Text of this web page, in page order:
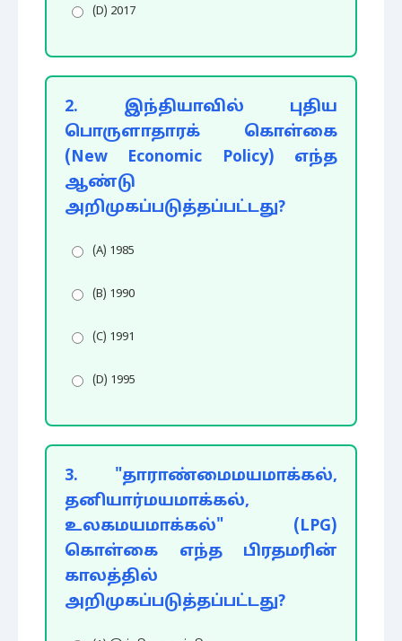
(D) 2017
2. இந்தியாவில் புதிய
பொருளாதாரக் கொள்கை
(New Economic Policy) எந்த
ஆண்டு
அறிமுகப்படுத்தப்பட்டது?
(A) 1985
(B) 1990
(C) 1991
(D) 1995
3. "தாராண்மைமயமாக்கல்,
தனியார்மயமாக்கல்,
உலகமயமாக்கல்" (LPG)
கொள்கை எந்த பிரதமரின்
காலத்தில்
அறிமுகப்படுத்தப்பட்டது?